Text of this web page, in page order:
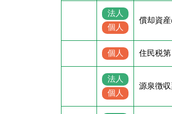
法人
個人
償却資産
個人 住民税第
法人
個人
源泉徴